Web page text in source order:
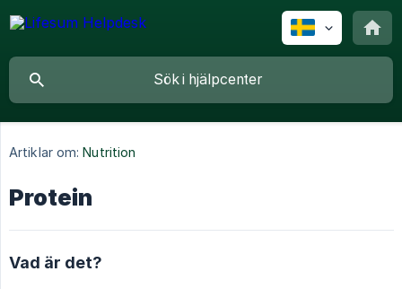
Artiklar om: Nutrition
Protein
Vad är det?